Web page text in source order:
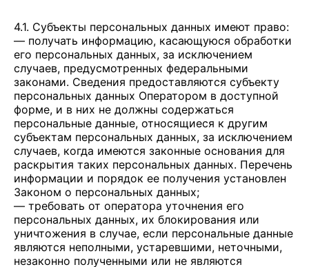
4.1. Субъекты персональных данных имеют право:
— получать информацию, касающуюся обработки
его персональных данных, за исключением
случаев, предусмотренных федеральными
законами. Сведения предоставляются субъекту
персональных данных Оператором в доступной
форме, и в них не должны содержаться
персональные данные, относящиеся к другим
субъектам персональных данных, за исключением
случаев, когда имеются законные основания для
раскрытия таких персональных данных. Перечень
информации и порядок ее получения установлен
Законом о персональных данных;
— требовать от оператора уточнения его
персональных данных, их блокирования или
уничтожения в случае, если персональные данные
являются неполными, устаревшими, неточными,
незаконно полученными или не являются